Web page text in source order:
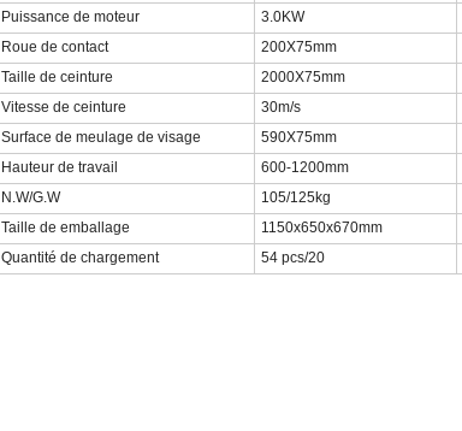
Puissance de moteur
3.0KW
Roue de contact
200X75mm
Taille de ceinture
2000X75mm
Vitesse de ceinture
30m/s
Surface de meulage de visage
590X75mm
Hauteur de travail
600-1200mm
N.W/G.W
105/125kg
Taille de emballage
1150x650x670mm
Quantité de chargement
54 pcs/20